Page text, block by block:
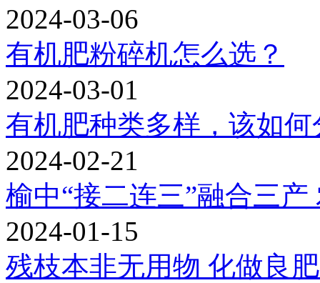
2024-03-06
有机肥粉碎机怎么选？
2024-03-01
有机肥种类多样，该如何
2024-02-21
榆中“接二连三”融合三
2024-01-15
残枝本非无用物 化做良